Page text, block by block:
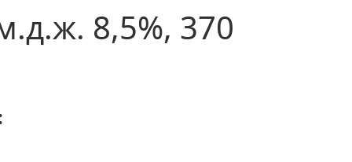
8,5%, 370